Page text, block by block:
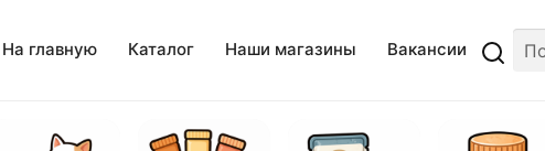
На главную Каталог Наши магазины Вакансии